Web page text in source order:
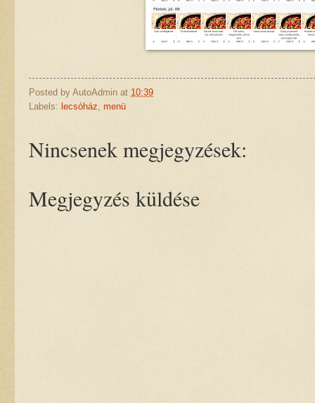
Posted by AutoAdmin at 10:39
Labels: lecsóház menü
Nincsenek megjegyzések:
Megjegyzés küldése